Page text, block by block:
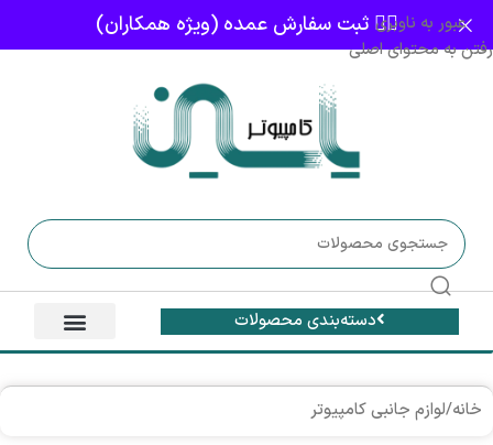
عبور به ناوبری
رفتن به محتوای اصلی
👈🏻 ثبت سفارش عمده (ویژه همکاران)
دسته‌بندی محصولات
خانه/لوازم جانبی کامپیوتر